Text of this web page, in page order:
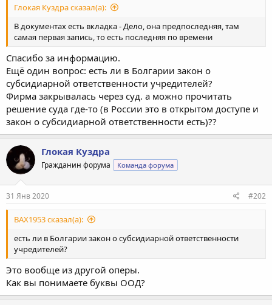
Глокая Куздра сказал(а):
В документах есть вкладка - Дело, она предпоследняя, там
самая первая запись, то есть последняя по времени
Спасибо за информацию.
Ещё один вопрос: есть ли в Болгарии закон о
субсидиарной ответственности учредителей?
Фирма закрывалась через суд. а можно прочитать
решение суда где-то (в России это в открытом доступе и
закон о субсидиарной ответственности есть)??
Глокая Куздра
Гражданин форума Команда форума
31 Янв 2020 #202
BAX1953 сказал(а):
есть ли в Болгарии закон о субсидиарной ответственности
учредителей?
Это вообще из другой оперы.
Как вы понимаете буквы ООД?